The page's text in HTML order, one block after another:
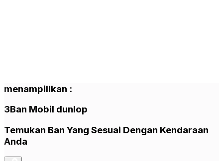
menampillkan :
3Ban Mobil dunlop
Temukan Ban Yang Sesuai Dengan Kendaraan
Anda